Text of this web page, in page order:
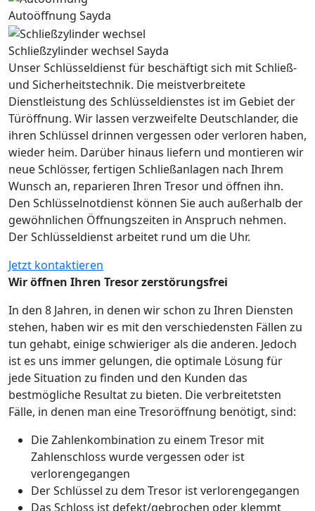
Autoöffnung Sayda
Schließzylinder wechsel Sayda
Unser Schlüsseldienst für beschäftigt sich mit Schließ-
und Sicherheitstechnik. Die meistverbreitete
Dienstleistung des Schlüsseldienstes ist im Gebiet der
Türöffnung. Wir lassen verzweifelte Deutschlander, die
ihren Schlüssel drinnen vergessen oder verloren haben,
wieder heim. Darüber hinaus liefern und montieren wir
neue Schlösser, fertigen Schließanlagen nach Ihrem
Wunsch an, reparieren Ihren Tresor und öffnen ihn.
Den Schlüsselnotdienst können Sie auch außerhalb der
gewöhnlichen Öffnungszeiten in Anspruch nehmen.
Der Schlüsseldienst arbeitet rund um die Uhr.
Jetzt kontaktieren
Wir öffnen Ihren Tresor zerstörungsfrei
In den 8 Jahren, in denen wir schon zu Ihren Diensten
stehen, haben wir es mit den verschiedensten Fällen zu
tun gehabt, einige schwieriger als die anderen. Jedoch
ist es uns immer gelungen, die optimale Lösung für
jede Situation zu finden und den Kunden das
bestmögliche Resultat zu bieten. Die verbreitetsten
Fälle, in denen man eine Tresoröffnung benötigt, sind:
Die Zahlenkombination zu einem Tresor mit
Zahlenschloss wurde vergessen oder ist
verlorengegangen
Der Schlüssel zu dem Tresor ist verlorengegangen
Das Schloss ist defekt/gebrochen oder klemmt